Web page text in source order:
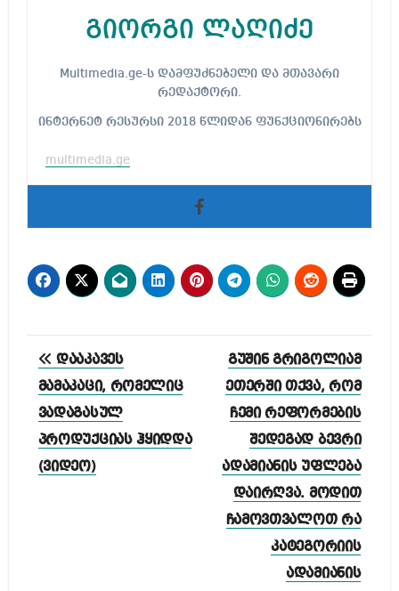
გიორგი ლაღიძე
Multimedia.ge-ს დამფუძნებელი და მთავარი
რედაქტორი.
ინტერნეტ რესურსი 2018 წლიდან ფუნქციონირებს
multimedia.ge
პოსტის
ნავიგაცია
დააკავეს
მამაკაცი, რომელიც
ვადაგასულ
პროდუქციას ჰყიდდა
(ვიდეო)
გუშინ გრიგოლიამ
ეთერში თქვა, რომ
ჩემი რეფორმების
შედეგად ბევრი
ადამიანის უფლება
დაირღვა. მოდით
ჩამოვთვალოთ რა
კატეგორიის
ადამიანის